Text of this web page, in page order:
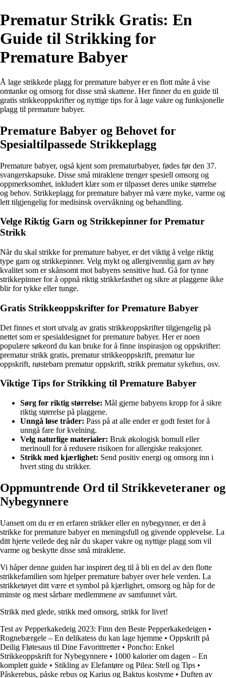
Prematur Strikk Gratis: En
Guide til Strikking for
Premature Babyer
Å lage strikkede plagg for premature babyer er en flott måte å vise
omtanke og omsorg for disse små skattene. Her finner du en guide til
gratis strikkeoppskrifter og nyttige tips for å lage vakre og funksjonelle
plagg til premature babyer.
Premature Babyer og Behovet for
Spesialtilpassede Strikkeplagg
Premature babyer, også kjent som prematurbabyer, fødes før den 37.
svangerskapsuke. Disse små miraklene trenger spesiell omsorg og
oppmerksomhet, inkludert klær som er tilpasset deres unike størrelse
og behov. Strikkeplagg for premature babyer må være myke, varme og
lett tilgjengelig for medisinsk overvåkning og behandling.
Velge Riktig Garn og Strikkepinner for Prematur
Strikk
Når du skal strikke for premature babyer, er det viktig å velge riktig
type garn og strikkepinner. Velg mykt og allergivennlig garn av høy
kvalitet som er skånsomt mot babyens sensitive hud. Gå for tynne
strikkepinner for å oppnå riktig strikkefasthet og sikre at plaggene ikke
blir for tykke eller tunge.
Gratis Strikkeoppskrifter for Premature Babyer
Det finnes et stort utvalg av gratis strikkeoppskrifter tilgjengelig på
nettet som er spesialdesignet for premature babyer. Her er noen
populære søkeord du kan bruke for å finne inspirasjon og oppskrifter:
prematur strikk gratis, prematur strikkeoppskrift, prematur lue
oppskrift, nøstebarn prematur oppskrift, strikk prematur sykehus, osv.
Viktige Tips for Strikking til Premature Babyer
Sørg for riktig størrelse: Mål gjerne babyens kropp for å sikre
riktig størrelse på plaggene.
Unngå løse tråder: Pass på at alle ender er godt festet for å
unngå fare for kvelning.
Velg naturlige materialer: Bruk økologisk bomull eller
merinoull for å redusere risikoen for allergiske reaksjoner.
Strikk med kjærlighet: Send positiv energi og omsorg inn i
hvert sting du strikker.
Oppmuntrende Ord til Strikkeveteraner og
Nybegynnere
Uansett om du er en erfaren strikker eller en nybegynner, er det å
strikke for premature babyer en meningsfull og givende opplevelse. La
ditt hjerte veilede deg når du skaper vakre og nyttige plagg som vil
varme og beskytte disse små miraklene.
Vi håper denne guiden har inspirert deg til å bli en del av den flotte
strikkefamilien som hjelper premature babyer over hele verden. La
strikketøyet ditt være et symbol på kjærlighet, omsorg og håp for de
minste og mest sårbare medlemmene av samfunnet vårt.
Strikk med glede, strikk med omsorg, strikk for livet!
Test av Pepperkakedeig 2023: Finn den Beste Pepperkakedeigen •
Rognebærgele – En delikatess du kan lage hjemme • Oppskrift på
Deilig Fløtesaus til Dine Favorittretter• Poncho: Enkel
Strikkeoppskrift for Nybegynnere • 1000 kalorier om dagen – En
komplett guide • Stikling av Elefantøre og Pilea: Stell og Tips •
Påskerebus, påske rebus og Karius og Baktus kostyme • Duften av